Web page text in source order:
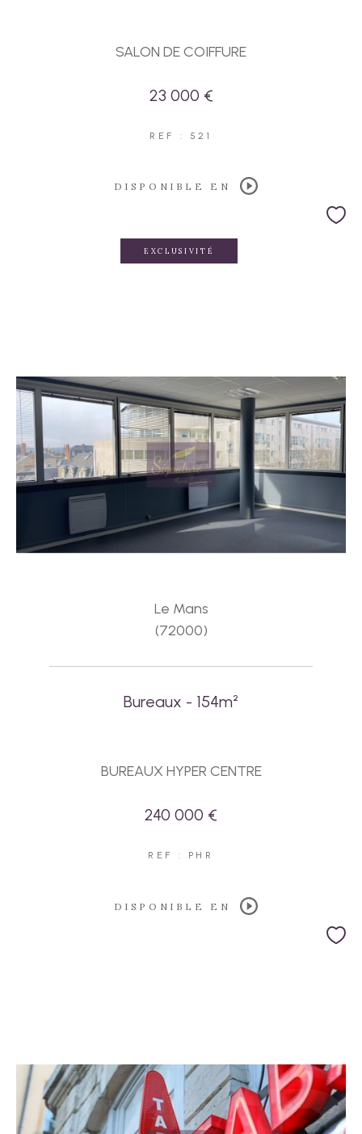
SALON DE COIFFURE
23 000 €
REF : 521
DISPONIBLE EN
EXCLUSIVITÉ
Le Mans
(72000)
Bureaux - 154m²
BUREAUX HYPER CENTRE
240 000 €
REF : PHR
DISPONIBLE EN